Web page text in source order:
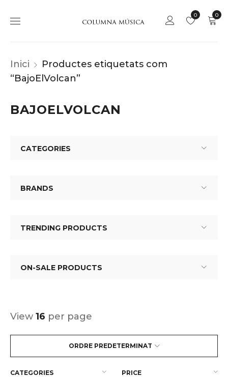
0
0
Inici
Productes etiquetats com
“BajoElVolcan”
BAJOELVOLCAN
CATEGORIES
BRANDS
TRENDING PRODUCTS
ON-SALE PRODUCTS
ORDRE PREDETERMINAT
View 16 per page
CATEGORIES PRICE